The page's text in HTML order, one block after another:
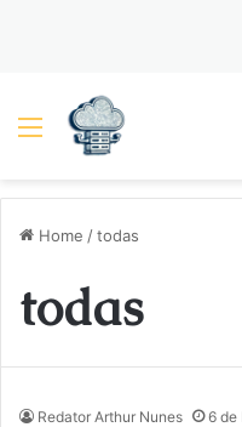
Menu
Home /todas
todas
Redator Arthur Nunes 6 de